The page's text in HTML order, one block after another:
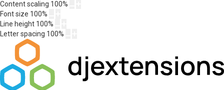
Content scaling 100%
Font size 100%
Line height 100%
Letter spacing 100%